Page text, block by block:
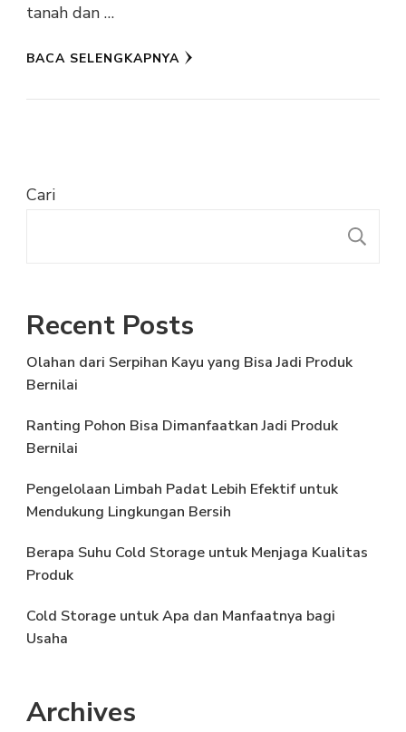
tanah dan …
BACA SELENGKAPNYA
Cari
Recent Posts
Olahan dari Serpihan Kayu yang Bisa Jadi Produk
Bernilai
Ranting Pohon Bisa Dimanfaatkan Jadi Produk
Bernilai
Pengelolaan Limbah Padat Lebih Efektif untuk
Mendukung Lingkungan Bersih
Berapa Suhu Cold Storage untuk Menjaga Kualitas
Produk
Cold Storage untuk Apa dan Manfaatnya bagi
Usaha
Archives